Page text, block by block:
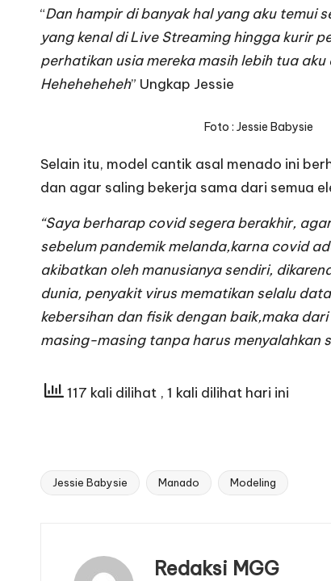
“Dan hampir di banyak hal yang aku temui
yang kenal di Live Streaming hingga kurir
perhatikan usia mereka masih lebih tua
Heheheheheh” Ungkap Jessie
Foto : Jessie Babysie
Selain itu, model cantik asal menado ini
dan agar saling bekerja sama dari semua
“Saya berharap covid segera berakhir,
sebelum pandemik melanda,karna covid
akibatkan oleh manusianya sendiri,
dunia, penyakit virus mematikan selalu
kebersihan dan fisik dengan baik,maka
masing-masing tanpa harus menyalahkan
117 kali dilihat , 1 kali dilihat hari ini
Tags:
Jessie Babysie Manado Modeling
Redaksi MGG